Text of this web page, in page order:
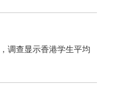
调查显示香港学生平均